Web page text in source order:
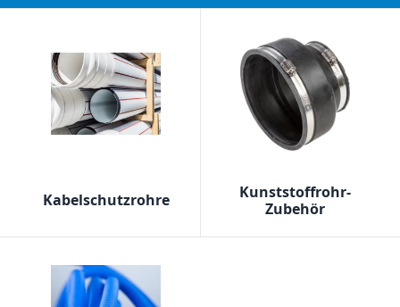
Kabelschutzrohre
Kunststoffrohr-
Zubehör